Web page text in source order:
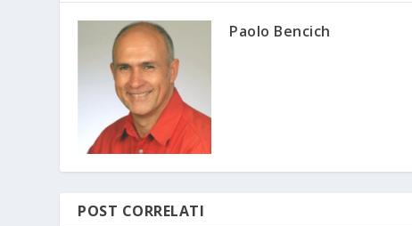
Paolo Bencich
POST CORRELATI